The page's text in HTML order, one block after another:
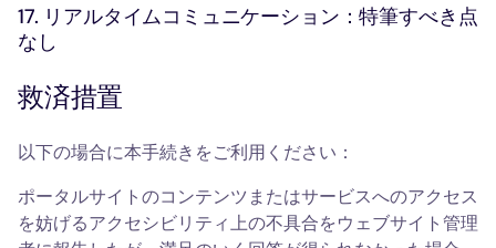
17. リアルタイムコミュニケーション：特筆すべき点
なし
救済措置
以下の場合に本手続きをご利用ください：
ポータルサイトのコンテンツまたはサービスへのアクセス
を妨げるアクセシビリティ上の不具合をウェブサイト管理